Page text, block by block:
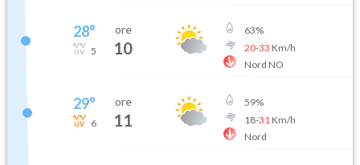
28°
5
ore
10
63%
20-33 Km/h
Nord NO
29°
6
ore
11
59%
18-31 Km/h
Nord